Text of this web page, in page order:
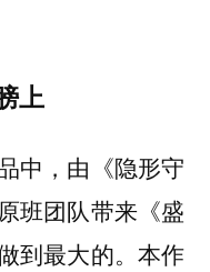
上
中，由《隐形守
班团队带来《盛
到最大的。本作